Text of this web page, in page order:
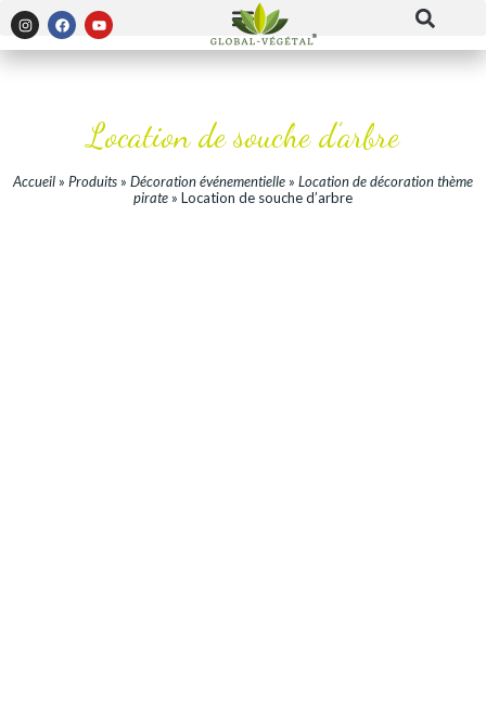
Location de souche d’arbre
Accueil » Produits » Décoration événementielle » Location de décoration thème
pirate » Location de souche d’arbre